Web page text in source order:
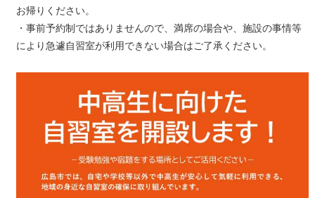
お帰りください。
・事前予約制ではありませんので、満席の場合や、施設の事情等
により急遽自習室が利用できない場合はご了承ください。